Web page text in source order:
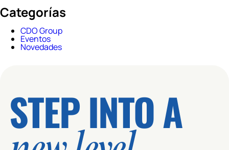
Categorías
CDO Group
Eventos
Novedades
STEP INTO A